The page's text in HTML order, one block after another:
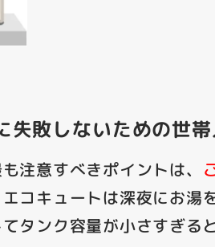
失敗しないための世
注意すべきポイントは、
エコキュートは深夜にお湯
タンク容量が小さすぎる